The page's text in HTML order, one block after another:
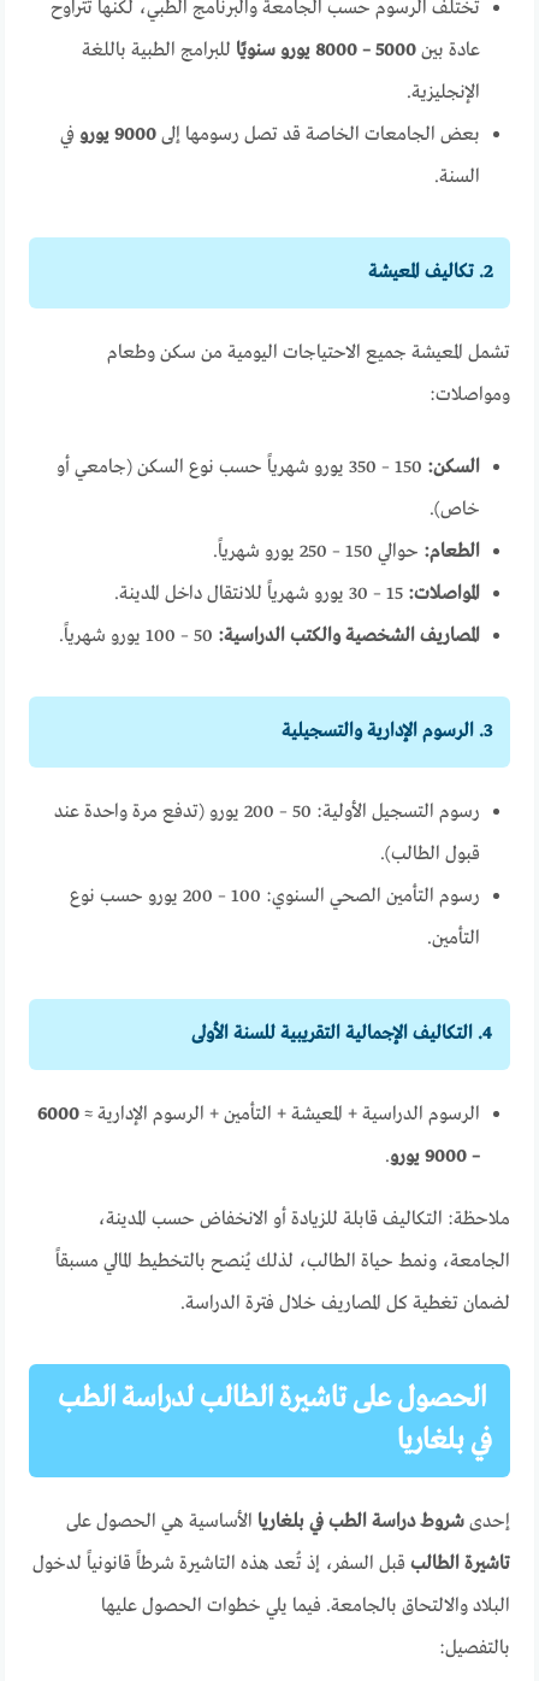
تختلف الرسوم حسب الجامعة والبرنامج الطبي، لكنها تتراوح
عادة بين5000 – 8000 يورو سنويًا
للبرامج الطبية باللغة
الإنجليزية.
بعض الجامعات الخاصة قد تصل رسومها إلى9000 يورو
في
السنة.
2. تكاليف المعيشة
تشمل المعيشة جميع الاحتياجات اليومية من سكن وطعام
ومواصلات:
السكن:
150 – 350 يورو شهرياً حسب نوع السكن (جامعي أو
خاص).
الطعام: حوالي 150 – 250 يورو شهرياً.
المواصلات: 15 – 30 يورو شهرياً للانتقال داخل المدينة.
المصاريف الشخصية والكتب الدراسية:
3. الرسوم الإدارية والتسجيلية
رسوم التسجيل الأولية: 50 – 200 يورو (تدفع مرة واحدة عند
قبول الطالب).
رسوم التأمين الصحي السنوي: 100 – 200 يورو حسب نوع
التأمين.
4. التكاليف الإجمالية التقريبية للسنة الأولى
الرسوم الدراسية + المعيشة + التأمين + الرسوم الإدارية ≈6000
– 9000 يورو
.
ملاحظة: التكاليف قابلة للزيادة أو الانخفاض حسب المدينة،
الجامعة، ونمط حياة الطالب، لذلك يُنصح بالتخطيط المالي مسبقاً
لضمان تغطية كل المصاريف خلال فترة الدراسة.
الحصول على تاشيرة الطالب لدراسة الطب
في بلغاريا
إحدىشروط دراسة الطب في بلغاريا الأساسية هي الحصول على
تاشيرة الطالب قبل السفر، إذ تُعد هذه التاشيرة شرطاً قانونياً لدخول
البلاد والالتحاق بالجامعة. فيما يلي خطوات الحصول عليها
بالتفصيل: